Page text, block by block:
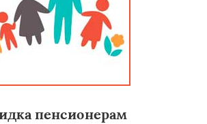
пенсионерам